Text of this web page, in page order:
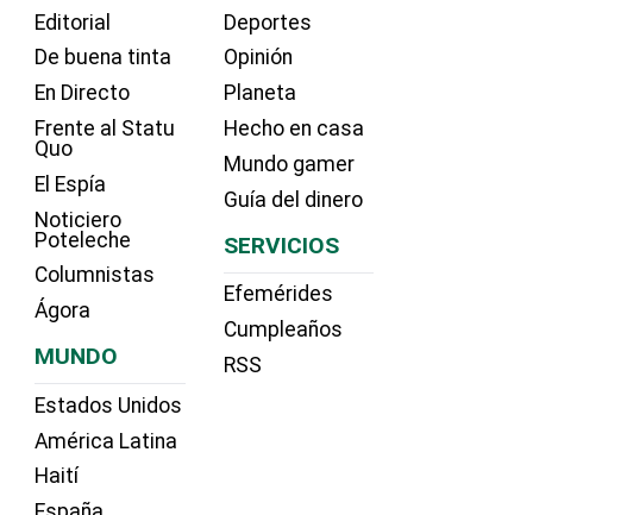
Editorial
De buena tinta
En Directo
Frente al Statu
Quo
El Espía
Noticiero
Poteleche
Columnistas
Ágora
MUNDO
Estados Unidos
América Latina
Haití
Deportes
Opinión
Planeta
Hecho en casa
Mundo gamer
Guía del dinero
SERVICIOS
Efemérides
Cumpleaños
RSS